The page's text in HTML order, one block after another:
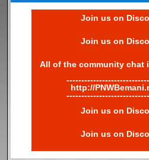
Join us on
Join us on
All of the community chat
http://
Join us on
Join us on